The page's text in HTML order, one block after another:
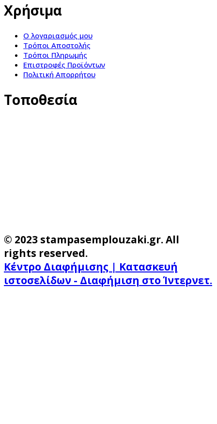
Χρήσιμα
Ο λογαριασμός μου
Τρόποι Αποστολής
Τρόποι Πληρωμής
Επιστροφές Προϊόντων
Πολιτική Απορρήτου
Τοποθεσία
© 2023 stampasemplouzaki.gr. All
rights reserved.
Κέντρο Διαφήμισης | Κατασκευή
ιστοσελίδων - Διαφήμιση στο Ίντερνετ.